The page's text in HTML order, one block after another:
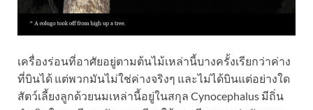
เครื่องร่อนที่อาศัยอยู่ตามต้นไม้เหล่านี้บางครั้งเรียกว่าค่าง
ที่บินได้ แต่พวกมันไม่ใช่ค่างจริงๆ และไม่ได้บินแต่อย่างใด
สัตว์เลี้ยงลูกด้วยนมเหล่านี้อยู่ในสกุล Cynocephalus มีถิ่น